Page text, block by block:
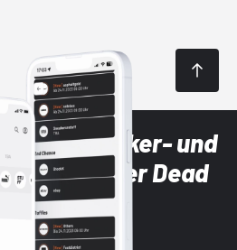
Sneaker- und
mit der Dead